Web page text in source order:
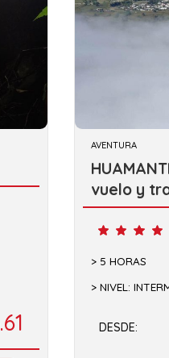
AVENTURA
vuelo y
5 HORAS
NIVEL:
DESDE: